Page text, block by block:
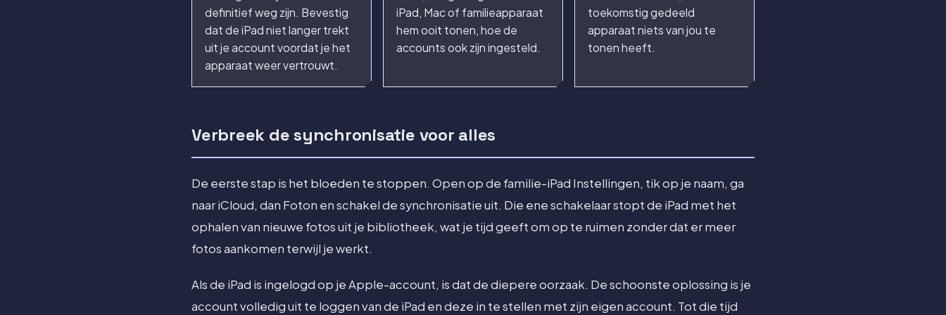
definitief weg zijn. Bevestig
dat de iPad niet langer trekt
uit je account voordat je het
apparaat weer vertrouwt.
iPad, Mac of familieapparaat
hem ooit tonen, hoe de
accounts ook zijn ingesteld.
toekomstig gedeeld
apparaat niets van jou te
tonen heeft.
Verbreek de synchronisatie voor alles
De eerste stap is het bloeden te stoppen. Open op de familie-iPad Instellingen, tik op je naam, ga
naar iCloud, dan Foton en schakel de synchronisatie uit. Die ene schakelaar stopt de iPad met het
ophalen van nieuwe fotos uit je bibliotheek, wat je tijd geeft om op te ruimen zonder dat er meer
fotos aankomen terwijl je werkt.
Als de iPad is ingelogd op je Apple-account, is dat de diepere oorzaak. De schoonste oplossing is je
account volledig uit te loggen van de iPad en deze in te stellen met zijn eigen account. Tot die tijd